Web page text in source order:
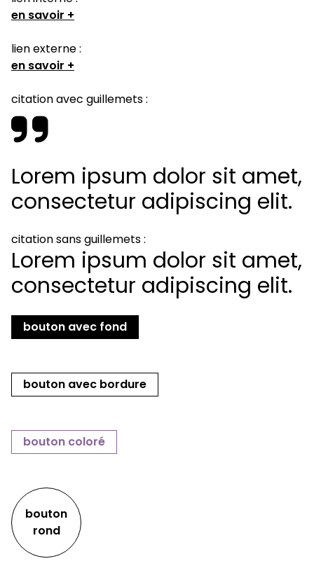
en savoir +
lien externe :
en savoir +
citation avec guillemets :
Lorem ipsum dolor sit amet,
consectetur adipiscing elit.
citation sans guillemets :
Lorem ipsum dolor sit amet,
consectetur adipiscing elit.
bouton avec fond
bouton avec bordure
bouton coloré
bouton
rond